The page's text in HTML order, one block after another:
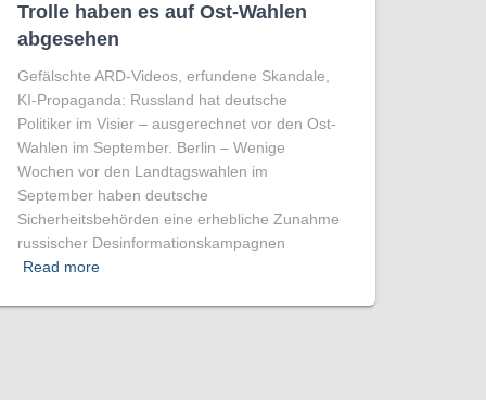
Trolle haben es auf Ost-Wahlen
abgesehen
Gefälschte ARD-Videos, erfundene Skandale,
KI-Propaganda: Russland hat deutsche
Politiker im Visier – ausgerechnet vor den Ost-
Wahlen im September. Berlin – Wenige
Wochen vor den Landtagswahlen im
September haben deutsche
Sicherheitsbehörden eine erhebliche Zunahme
russischer Desinformationskampagnen
Read more